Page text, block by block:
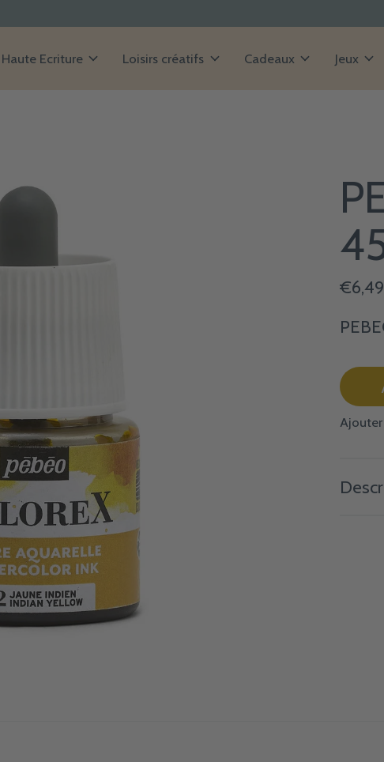
Haute Ecriture Loisirs créatifs Cadeaux Jeux
€6,49